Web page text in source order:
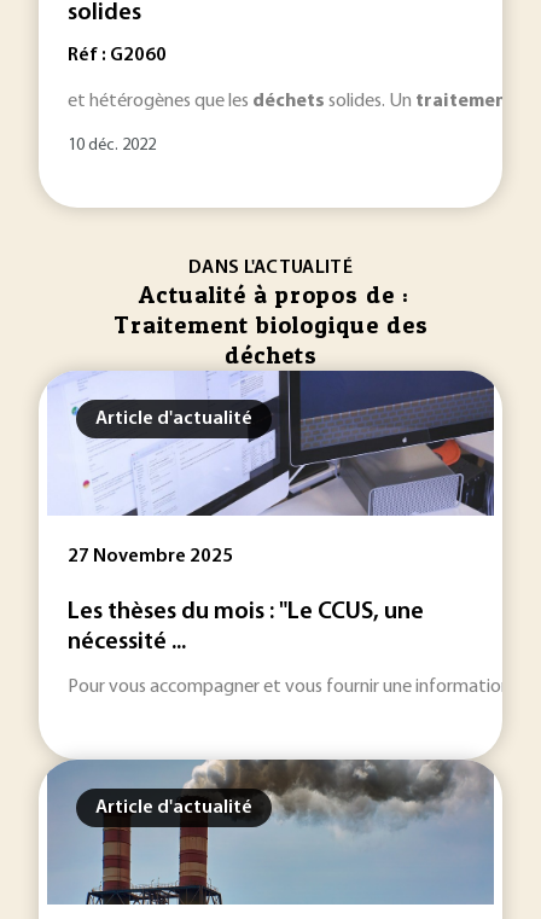
solides
Réf : G2060
et hétérogènes que les déchets solides. Un traitement
10 déc. 2022
DANS L'ACTUALITÉ
Actualité à propos de :
Traitement biologique des
déchets
Article d'actualité
27 Novembre 2025
Les thèses du mois : "Le CCUS, une
nécessité ...
Pour vous accompagner et vous fournir une information
Article d'actualité